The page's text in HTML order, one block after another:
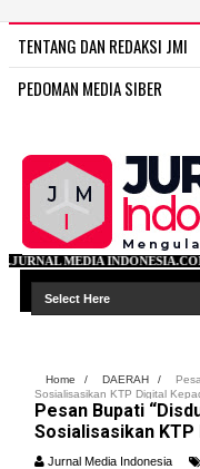
TENTANG DAN REDAKSI JMI
PEDOMAN MEDIA SIBER
Home / DAERAH /
Sosialisasikan KTP Digital
Pesan Bupati
Sosialisasikan KTP
Jurnal Media Indonesia